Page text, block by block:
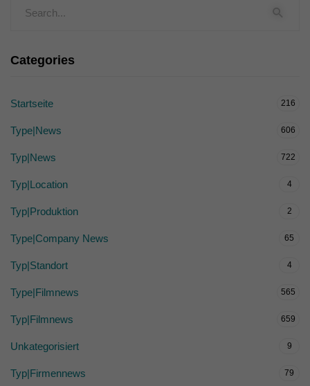
Categories
Startseite 216
Type|News 606
Typ|News 722
Typ|Location 4
Typ|Produktion 2
Type|Company News 65
Typ|Standort 4
Type|Filmnews 565
Typ|Filmnews 659
Unkategorisiert 9
Typ|Firmennews 79